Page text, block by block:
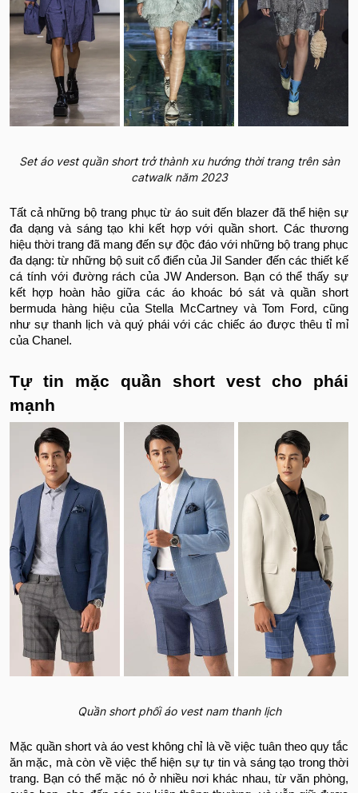
Set áo vest quần short trở thành xu hướng thời trang trên sàn
catwalk năm 2023
Tất cả những bộ trang phục từ áo suit đến blazer đã thể hiện sự
đa dạng và sáng tạo khi kết hợp với quần short. Các thương
hiệu thời trang đã mang đến sự độc đáo với những bộ trang phục
đa dạng: từ những bộ suit cổ điển của Jil Sander đến các thiết kế
cá tính với đường rách của JW Anderson. Bạn có thể thấy sự
kết hợp hoàn hảo giữa các áo khoác bó sát và quần short
bermuda hàng hiệu của Stella McCartney và Tom Ford, cũng
như sự thanh lịch và quý phái với các chiếc áo được thêu tỉ mỉ
của Chanel.
Tự tin mặc quần short vest cho phái
mạnh
Quần short phối áo vest nam thanh lịch
Mặc quần short và áo vest không chỉ là về việc tuân theo quy tắc
ăn mặc, mà còn về việc thể hiện sự tự tin và sáng tạo trong thời
trang. Bạn có thể mặc nó ở nhiều nơi khác nhau, từ văn phòng,